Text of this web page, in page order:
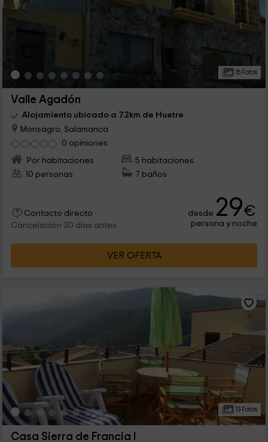
15 Fotos
Valle Agadón
Alojamiento ubicado a 7.2km de Huetre
Monsagro, Salamanca
0 opiniones
Por habitaciones
5 habitaciones
10 personas
7 baños
Contacto directo
Cancelación 30 días antes
desde 29€
persona y noche
VER OFERTA
13 Fotos
Casa Sierra de Francia I